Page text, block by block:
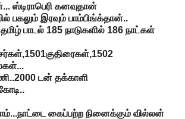
ஸ்டிராபெரி கனவுதான்
பகலும் இரவும் பாம்பிங்க்தான்..
பாடல் 185 நாடுகளில் 186 நாட்கள்
டன் தக்காளி
கைப்பற்ற நினைக்கும் வில்லன்